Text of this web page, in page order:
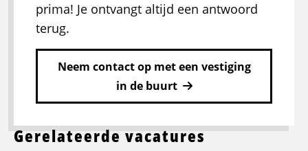
prima! Je ontvangt altijd een antwoord
terug.
Neem contact op met een vestiging
in de buurt
Gerelateerde vacatures